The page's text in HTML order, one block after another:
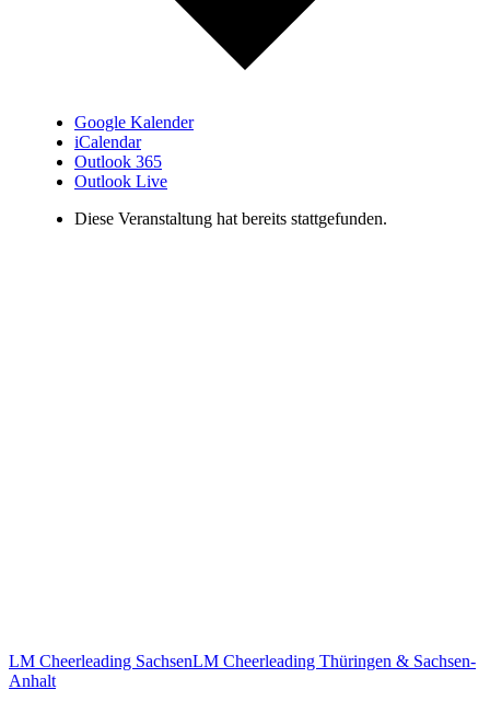
Google Kalender
iCalendar
Outlook 365
Outlook Live
Diese Veranstaltung hat bereits stattgefunden.
LM Cheerleading SachsenLM Cheerleading Thüringen & Sachsen-
Anhalt